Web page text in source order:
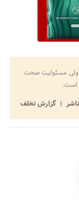
ولی مسئولیت صحت
است.
گزارش تخلف